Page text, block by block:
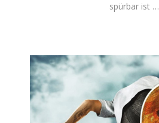
spürbar ist …